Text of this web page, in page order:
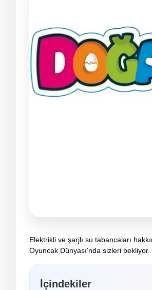
Elektrikli ve şarjlı su tabancaları
Oyuncak Dünyası'nda sizleri bekliyor.
İçindekiler